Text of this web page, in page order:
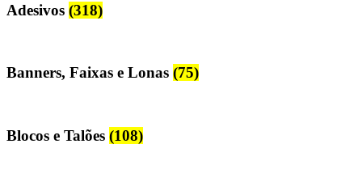
Adesivos (318)
Banners, Faixas e Lonas (75)
Blocos e Talões (108)